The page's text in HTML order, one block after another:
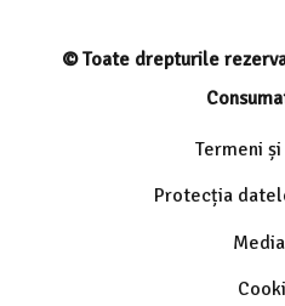
© Toate drepturile
Termeni
Protecția